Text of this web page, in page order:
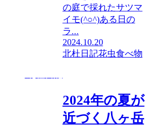
の庭で採れたサツマ
イモ(^○^)ある日の
ラ...
2024.10.20
北杜日記花虫食べ物
2024年の夏が
近づく八ヶ岳